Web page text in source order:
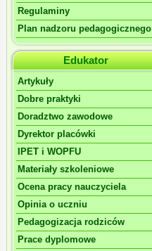
Regulaminy
Plan nadzoru pedagogicznego
Edukator
Artykuły
Dobre praktyki
Doradztwo zawodowe
Dyrektor placówki
IPET i WOPFU
Materiały szkoleniowe
Ocena pracy nauczyciela
Opinia o uczniu
Pedagogizacja rodziców
Prace dyplomowe